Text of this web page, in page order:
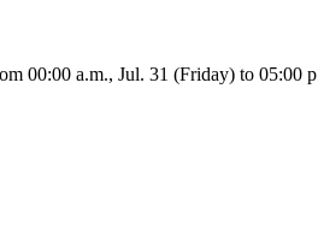
00:00 a.m., Jul. 31 (Friday) to